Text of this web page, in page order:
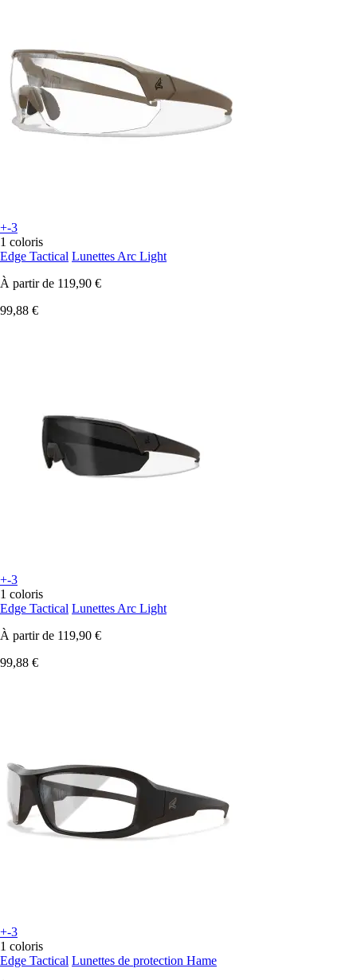
+-3
1 coloris
Edge Tactical Lunettes Arc Light
À partir de 119,90 €
99,88 €
+-3
1 coloris
Edge Tactical Lunettes Arc Light
À partir de 119,90 €
99,88 €
+-3
1 coloris
Edge Tactical Lunettes de protection Hame